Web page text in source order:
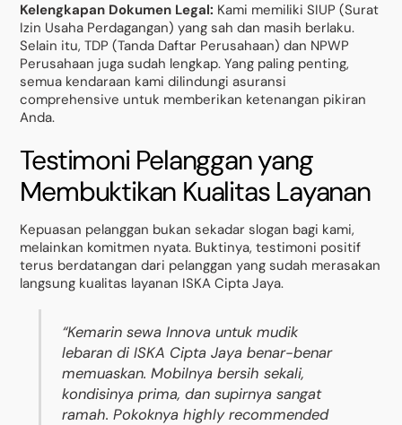
Kelengkapan Dokumen Legal: Kami memiliki SIUP (Surat
Izin Usaha Perdagangan) yang sah dan masih berlaku.
Selain itu, TDP (Tanda Daftar Perusahaan) dan NPWP
Perusahaan juga sudah lengkap. Yang paling penting,
semua kendaraan kami dilindungi asuransi
comprehensive untuk memberikan ketenangan pikiran
Anda.
Testimoni Pelanggan yang
Membuktikan Kualitas Layanan
Kepuasan pelanggan bukan sekadar slogan bagi kami,
melainkan komitmen nyata. Buktinya, testimoni positif
terus berdatangan dari pelanggan yang sudah merasakan
langsung kualitas layanan ISKA Cipta Jaya.
“Kemarin sewa Innova untuk mudik
lebaran di ISKA Cipta Jaya benar-benar
memuaskan. Mobilnya bersih sekali,
kondisinya prima, dan supirnya sangat
ramah. Pokoknya highly recommended